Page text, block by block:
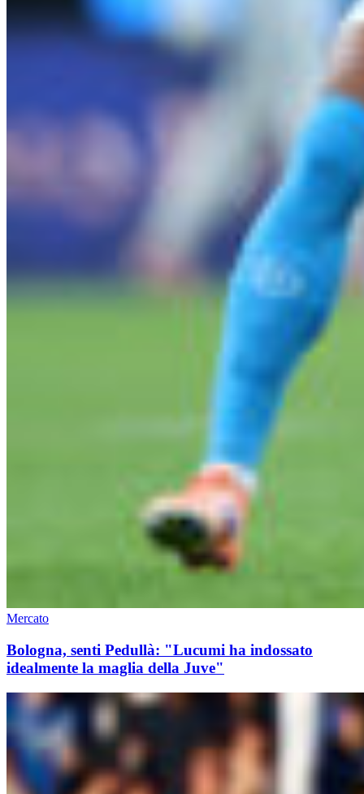
Mercato
Bologna, senti Pedullà: "Lucumi ha indossato
idealmente la maglia della Juve"